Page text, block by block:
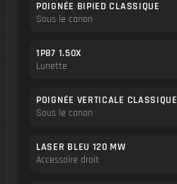
POIGNÉE BIPIED CLASSIQUE
Sous le canon
1P87 1.50X
Lunette
POIGNÉE VERTICALE CLASSIQUE
Sous le canon
LASER BLEU 120 MW
Accessoire droit